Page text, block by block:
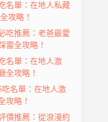
名單：在地人私藏
攻略！
吃推薦：老爸最愛
雷全攻略！
名單：在地人激
全攻略！
吃名單：在地人激
攻略！
價推薦：從浪漫約